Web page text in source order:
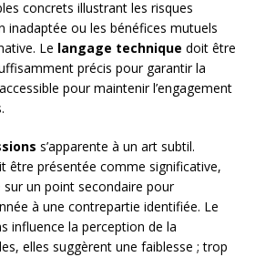
concrets illustrant les risques
inadaptée ou les bénéfices mutuels
Le langage technique doit être
précis pour garantir la
pour maintenir l’engagement
s’apparente à un art subtil.
être présentée comme significative,
sur un point secondaire pour
à une contrepartie identifiée. Le
influence la perception de la
elles suggèrent une faiblesse ; trop